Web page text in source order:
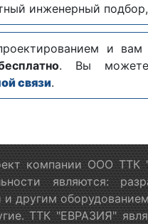
инженерный
и
. Вы можете
связи.
компании ООО ТТК
являются:
другим
ТТК "ЕВРАЗИЯ"